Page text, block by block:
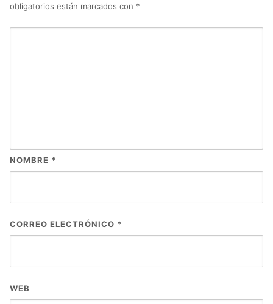
obligatorios están marcados con *
NOMBRE *
CORREO ELECTRÓNICO *
WEB